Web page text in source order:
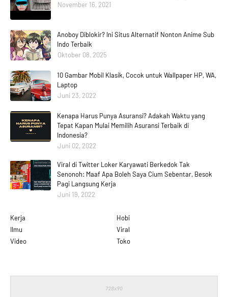
November 16, 2021
Anoboy Diblokir? Ini Situs Alternatif Nonton Anime Sub
Indo Terbaik
Oktober 08, 2025
10 Gambar Mobil Klasik, Cocok untuk Wallpaper HP, WA,
Laptop
Juni 23, 2022
Kenapa Harus Punya Asuransi? Adakah Waktu yang
Tepat Kapan Mulai Memilih Asuransi Terbaik di
Indonesia?
Juni 02, 2022
Viral di Twitter Loker Karyawati Berkedok Tak
Senonoh: Maaf Apa Boleh Saya Cium Sebentar, Besok
Pagi Langsung Kerja
Juni 19, 2022
Kerja
Hobi
Ilmu
Viral
Video
Toko